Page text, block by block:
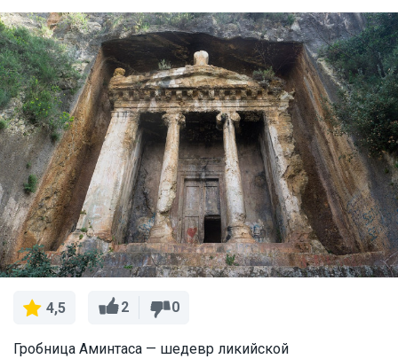
4,5 2 0
Гробница Аминтаса — шедевр ликийской